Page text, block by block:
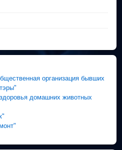
организация бывших
домашних животных